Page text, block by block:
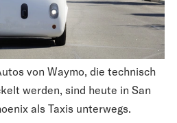
von Waymo, die technisch
werden, sind heute in San
als Taxis unterwegs.